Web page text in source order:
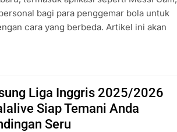
bagi para penggemar bola untuk
cara yang berbeda. Artikel ini akan
Liga Inggris 2025/2026
Siap Temani Anda
Seru